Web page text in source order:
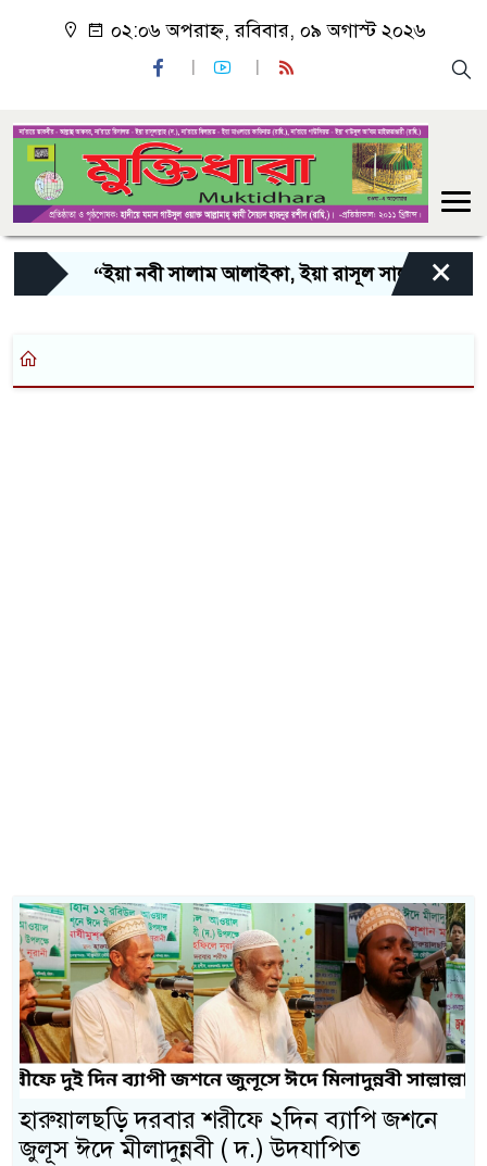
০২:০৬ অপরাহ্ন, রবিবার, ০৯ অগাস্ট ২০২৬
“ইয়া নবী সালাম আলাইকা, ইয়া রাসূল সালাম ×
হারুয়ালছড়ি দরবার শরীফে ২দিন ব্যাপি জশনে
জুলূস ঈদে মীলাদুন্নবী ( দ.) উদযাপিত